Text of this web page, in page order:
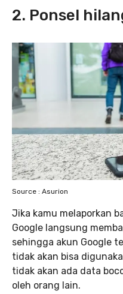
2. Ponsel
Source : Asurion
Jika kamu melaporkan
Google langsung
sehingga akun Google
tidak akan bisa
tidak akan ada data
oleh orang lain.